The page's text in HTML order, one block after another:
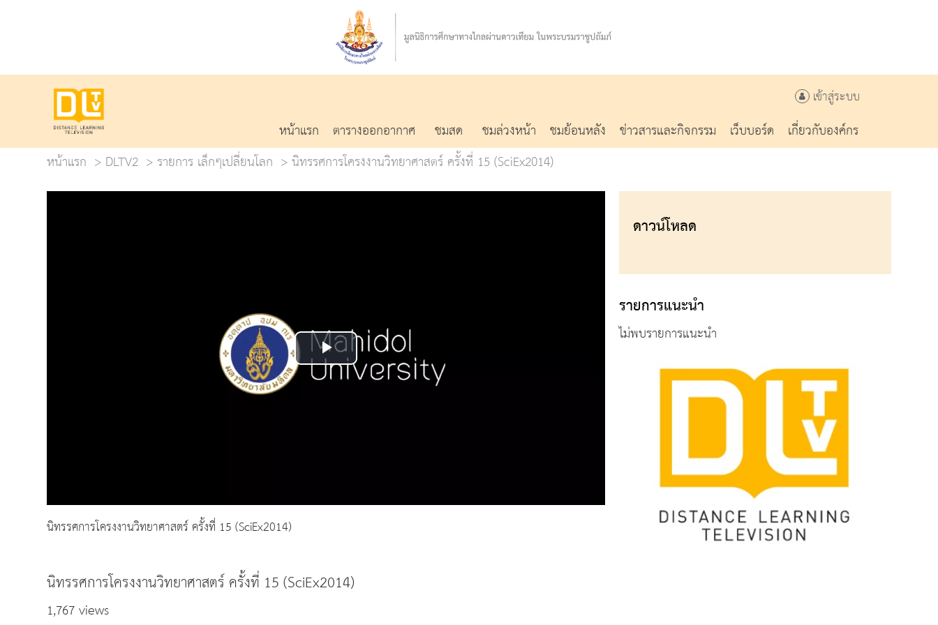
เข้าสู่ระบบ
หน้าแรก ตารางออกอากาศ ชมสด ชมล่วงหน้า ชมย้อนหลัง ข่าวสารและกิจกรรม เว็บบอร์ด
เกี่ยวกับองค์กร
หน้าแรก
DLTV2 รายการ เล็กๆเปลี่ยนโลก นิทรรศการโครงงานวิทยาศาสตร์ ครั้งที่ 15 (SciEx2014)
Play
นิทรรศการโครงงานวิทยาศาสตร์ ครั้งที่ 15 (SciEx2014)
นิทรรศการโครงงานวิทยาศาสตร์ ครั้งที่ 15 (SciEx2014)
1,767 views
ดาวน์โหลด
รายการแนะนำ
ไม่พบรายการแนะนำ